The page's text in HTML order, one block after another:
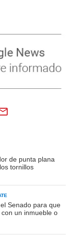
de punta plana
tornillos
Senado para que
un inmueble o